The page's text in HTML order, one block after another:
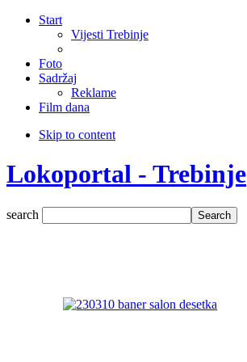
Start
Vijesti Trebinje
Foto
Sadržaj
Reklame
Film dana
Skip to content
Lokoportal - Trebinje
search